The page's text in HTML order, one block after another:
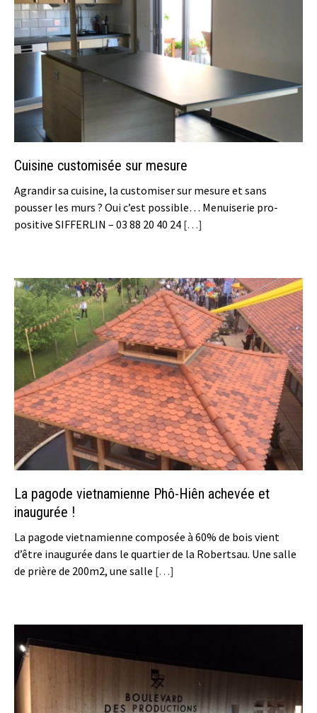
Cuisine customisée sur mesure
Agrandir sa cuisine, la customiser sur mesure et sans
pousser les murs ? Oui c’est possible… Menuiserie pro-
positive SIFFERLIN – 03 88 20 40 24 […]
La pagode vietnamienne Phô-Hiên achevée et
inaugurée !
La pagode vietnamienne composée à 60% de bois vient
d’être inaugurée dans le quartier de la Robertsau. Une salle
de prière de 200m2, une salle […]